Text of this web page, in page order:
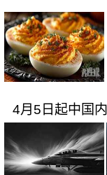
4月5日起中国